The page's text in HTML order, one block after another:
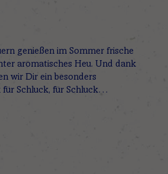
genießen im Sommer frische
aromatisches Heu. Und dank
wir Dir ein besonders
für Schluck, für Schluck…